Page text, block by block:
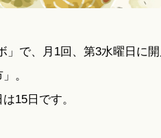
」で、月1回、第3水曜日に
。
15日です。